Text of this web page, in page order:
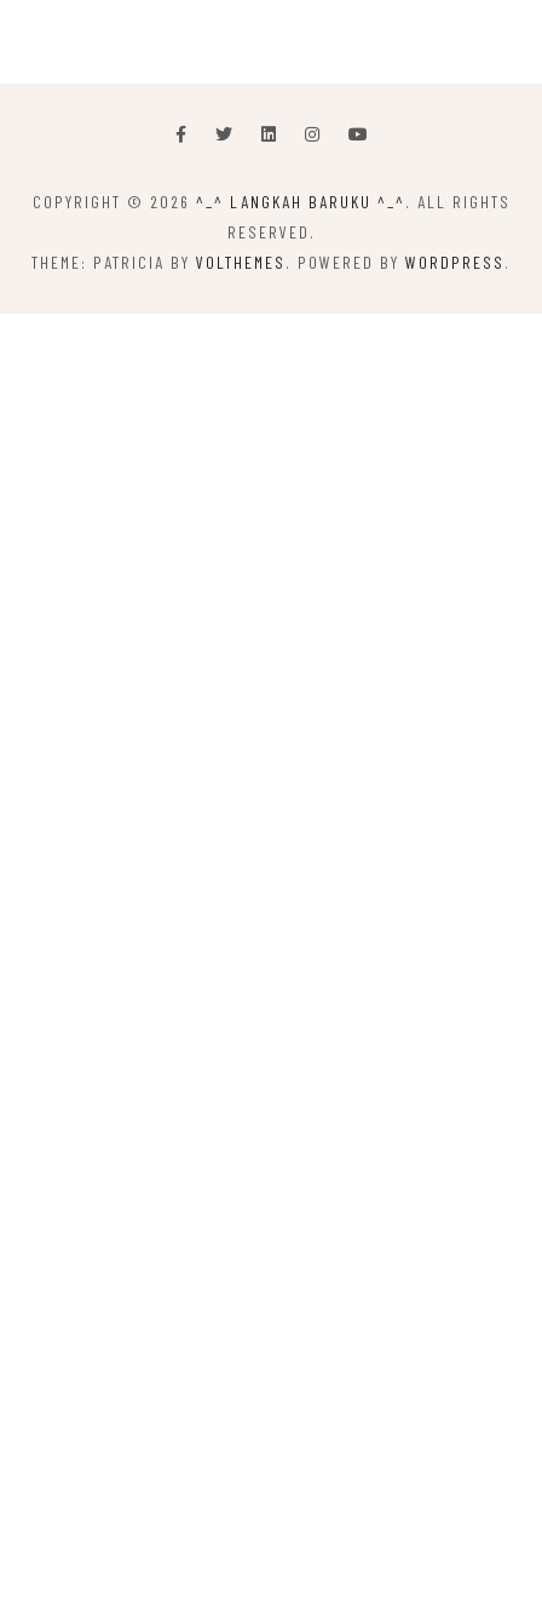
COPYRIGHT © 2026 ^_^ LANGKAH BARUKU ^_^ . ALL RIGHTS
RESERVED.
THEME: PATRICIA BY VOLTHEMES . POWERED BY WORDPRESS .